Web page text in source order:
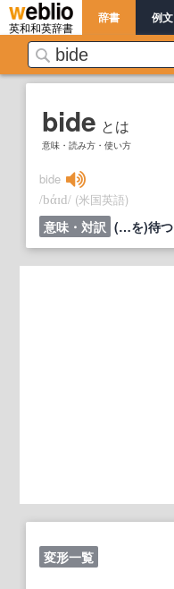
英和和英辞書
辞書 例文
bide とは
意味・読み方・使い方
bide
/bάɪd/ (米国英語)
意味・対訳 (…を)待つ
変形一覧